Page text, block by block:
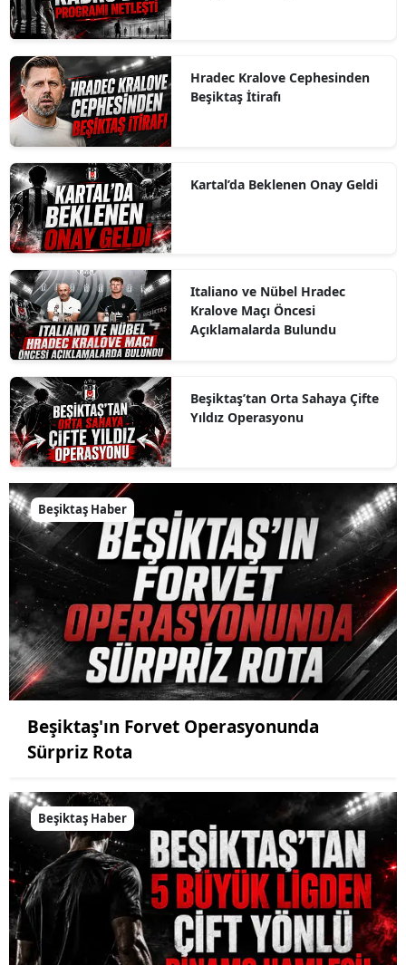
Hradec Kralove Cephesinden
Beşiktaş İtirafı
Kartal’da Beklenen Onay Geldi
Italiano ve Nübel Hradec
Kralove Maçı Öncesi
Açıklamalarda Bulundu
Beşiktaş’tan Orta Sahaya Çifte
Yıldız Operasyonu
Beşiktaş Haber
Beşiktaş'ın Forvet Operasyonunda
Sürpriz Rota
Beşiktaş Haber